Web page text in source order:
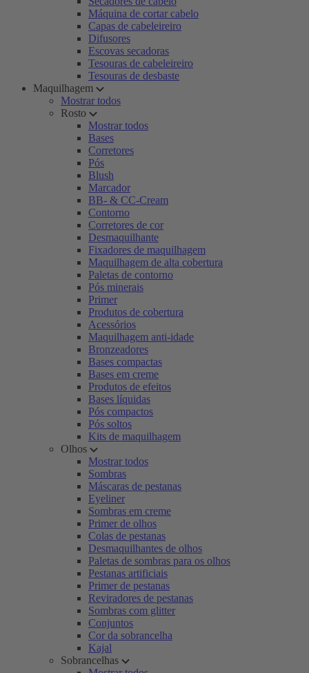
Máquina de cortar cabelo
Capas de cabeleireiro
Difusores
Escovas secadoras
Tesouras de cabeleireiro
Tesouras de desbaste
Maquilhagem
Mostrar todos
Rosto
Mostrar todos
Bases
Corretores
Pós
Blush
Marcador
BB- & CC-Cream
Contorno
Corretores de cor
Desmaquilhante
Fixadores de maquilhagem
Maquilhagem de alta cobertura
Paletas de contorno
Pós minerais
Primer
Produtos de cobertura
Acessórios
Maquilhagem anti-idade
Bronzeadores
Bases compactas
Bases em creme
Produtos de efeitos
Bases líquidas
Pós compactos
Pós soltos
Kits de maquilhagem
Olhos
Mostrar todos
Sombras
Máscaras de pestanas
Eyeliner
Sombras em creme
Primer de olhos
Colas de pestanas
Desmaquilhantes de olhos
Paletas de sombras para os olhos
Pestanas artificiais
Primer de pestanas
Reviradores de pestanas
Sombras com glitter
Conjuntos
Cor da sobrancelha
Kajal
Sobrancelhas